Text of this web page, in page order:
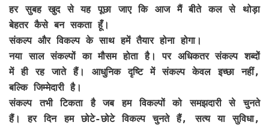
हर सुबह खुद से यह पूछा जाए कि आज मैं बीते कल से थोड़ा
बेहतर कैसे बन सकता हूँ।
संकल्प और विकल्प के साथ हमें तैयार होना होगा।
नया साल संकल्पों का मौसम होता है। पर अधिकतर संकल्प शब्दों
में ही रह जाते हैं। आधुनिक दृष्टि में संकल्प केवल इच्छा नहीं,
बल्कि जिम्मेदारी है।
संकल्प तभी टिकता है जब हम विकल्पों को समझदारी से चुनते
हैं। हर दिन हम छोटे-छोटे विकल्प चुनते हैं, सत्य या सुविधा,